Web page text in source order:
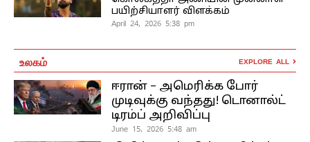
பயிற்சியாளர் விளக்கம்
April 24, 2026 5:38 pm
உலகம் EXPLORE ALL
ஈரான் – அமெரிக்க போர்
முடிவுக்கு வந்தது! டொனால்ட்
டிரம்ப் அறிவிப்பு
June 15, 2026 5:48 am